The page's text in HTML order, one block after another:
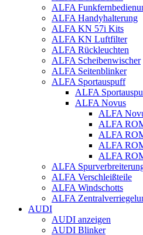
ALFA
ALFA Handyhalterung
ALFA KN 57i Kits
ALFA KN Luftfilter
ALFA Rückleuchten
ALFA Scheibenwischer
ALFA Seitenblinker
ALFA Sportauspuff
ALFA
ALFA Novus
ALFA
ALFA
ALFA
ALFA
ALFA
ALFA
ALFA Verschleißteile
ALFA Windschotts
ALFA
AUDI
AUDI anzeigen
AUDI Blinker